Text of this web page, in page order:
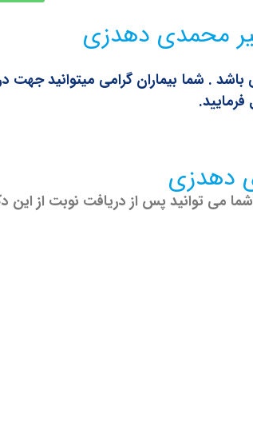
محمدی دهدزی
. شما بیماران گرامی میتوانید جهت
دهدزی
شما می توانید پس از دریافت نوبت از این